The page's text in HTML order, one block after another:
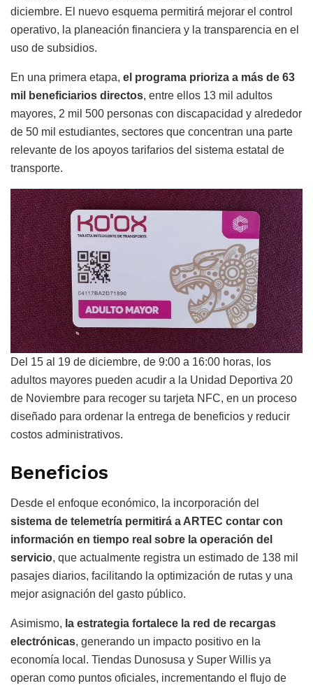
diciembre. El nuevo esquema permitirá mejorar el control
operativo, la planeación financiera y la transparencia en el
uso de subsidios.
En una primera etapa, el programa prioriza a más de 63
mil beneficiarios directos, entre ellos 13 mil adultos
mayores, 2 mil 500 personas con discapacidad y alrededor
de 50 mil estudiantes, sectores que concentran una parte
relevante de los apoyos tarifarios del sistema estatal de
transporte.
Del 15 al 19 de diciembre, de 9:00 a 16:00 horas, los
adultos mayores pueden acudir a la Unidad Deportiva 20
de Noviembre para recoger su tarjeta NFC, en un proceso
diseñado para ordenar la entrega de beneficios y reducir
costos administrativos.
Beneficios
Desde el enfoque económico, la incorporación del
sistema de telemetría permitirá a ARTEC contar con
información en tiempo real sobre la operación del
servicio, que actualmente registra un estimado de 138 mil
pasajes diarios, facilitando la optimización de rutas y una
mejor asignación del gasto público.
Asimismo, la estrategia fortalece la red de recargas
electrónicas, generando un impacto positivo en la
economía local. Tiendas Dunosusa y Super Willis ya
operan como puntos oficiales, incrementando el flujo de